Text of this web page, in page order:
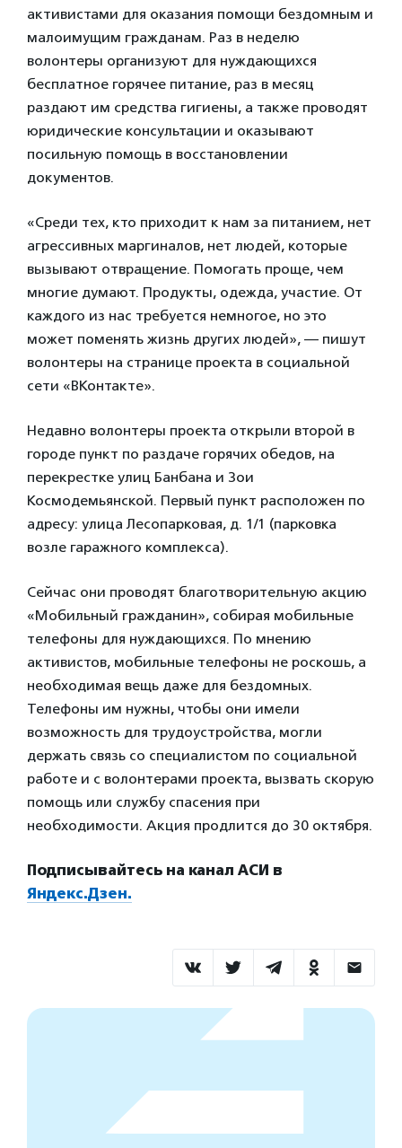
активистами для оказания помощи бездомным и
малоимущим гражданам. Раз в неделю
волонтеры организуют для нуждающихся
бесплатное горячее питание, раз в месяц
раздают им средства гигиены, а также проводят
юридические консультации и оказывают
посильную помощь в восстановлении
документов.
«Среди тех, кто приходит к нам за питанием, нет
агрессивных маргиналов, нет людей, которые
вызывают отвращение. Помогать проще, чем
многие думают. Продукты, одежда, участие. От
каждого из нас требуется немногое, но это
может поменять жизнь других людей», — пишут
волонтеры на странице проекта в социальной
сети «ВКонтакте».
Недавно волонтеры проекта открыли второй в
городе пункт по раздаче горячих обедов, на
перекрестке улиц Банбана и Зои
Космодемьянской. Первый пункт расположен по
адресу: улица Лесопарковая, д. 1/1 (парковка
возле гаражного комплекса).
Сейчас они проводят благотворительную акцию
«Мобильный гражданин», собирая мобильные
телефоны для нуждающихся. По мнению
активистов, мобильные телефоны не роскошь, а
необходимая вещь даже для бездомных.
Телефоны им нужны, чтобы они имели
возможность для трудоустройства, могли
держать связь со специалистом по социальной
работе и с волонтерами проекта, вызвать скорую
помощь или службу спасения при
необходимости. Акция продлится до 30 октября.
Подписывайтесь на канал АСИ в
Яндекс.Дзен.